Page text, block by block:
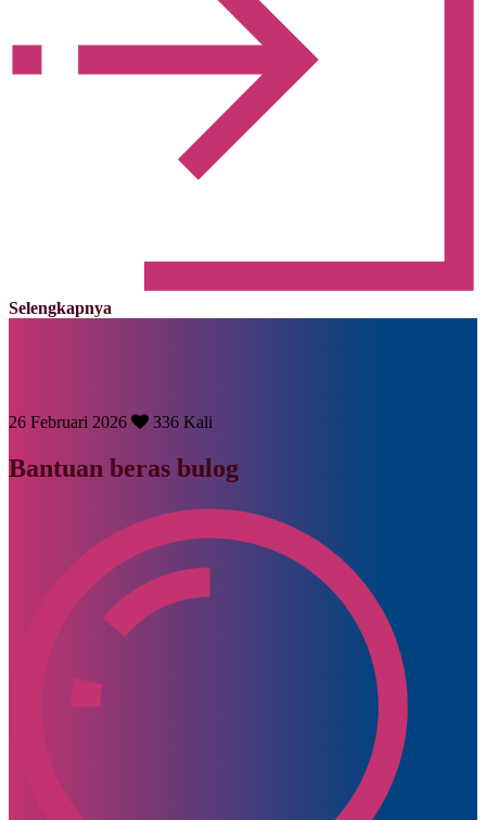
Selengkapnya
26 Februari 2026 336 Kali
Bantuan beras bulog